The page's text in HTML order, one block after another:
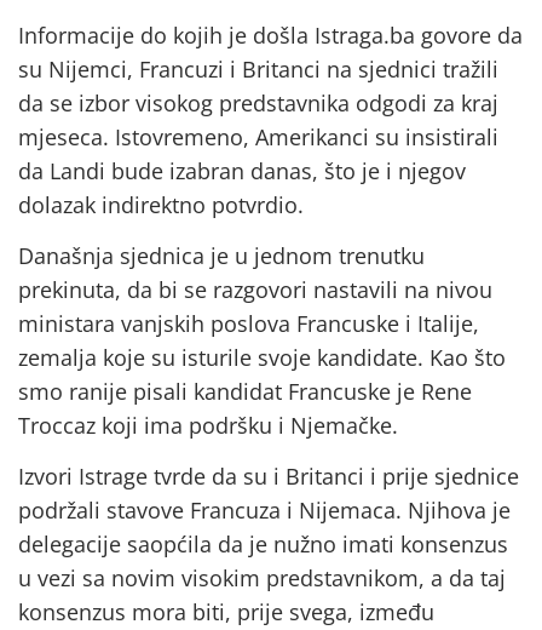
Informacije do kojih je došla Istraga.ba govore da
su Nijemci, Francuzi i Britanci na sjednici tražili
da se izbor visokog predstavnika odgodi za kraj
mjeseca. Istovremeno, Amerikanci su insistirali
da Landi bude izabran danas, što je i njegov
dolazak indirektno potvrdio.
Današnja sjednica je u jednom trenutku
prekinuta, da bi se razgovori nastavili na nivou
ministara vanjskih poslova Francuske i Italije,
zemalja koje su isturile svoje kandidate. Kao što
smo ranije pisali kandidat Francuske je Rene
Troccaz koji ima podršku i Njemačke.
Izvori Istrage tvrde da su i Britanci i prije sjednice
podržali stavove Francuza i Nijemaca. Njihova je
delegacije saopćila da je nužno imati konsenzus
u vezi sa novim visokim predstavnikom, a da taj
konsenzus mora biti, prije svega, između